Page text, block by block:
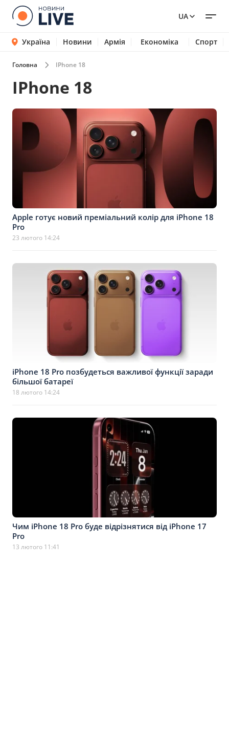
UA
Україна Новини Армія Економіка Спорт
Головна IPhone 18
IPhone 18
Apple готує новий преміальний колір для iPhone 18
Pro
23 лютого 14:24
iPhone 18 Pro позбудеться важливої функції заради
більшої батареї
18 лютого 14:24
Чим iPhone 18 Pro буде відрізнятися від iPhone 17
Pro
13 лютого 11:41